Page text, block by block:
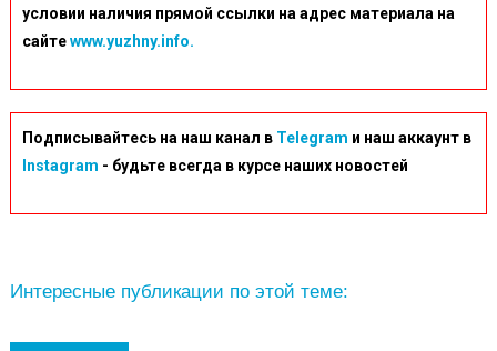
условии наличия прямой ссылки на адрес материала на
сайтеwww.yuzhny.info.
Подписывайтесь на наш канал в Telegram и наш аккаунт в
Instagram - будьте всегда в курсе наших новостей
Интересные публикации по этой теме: